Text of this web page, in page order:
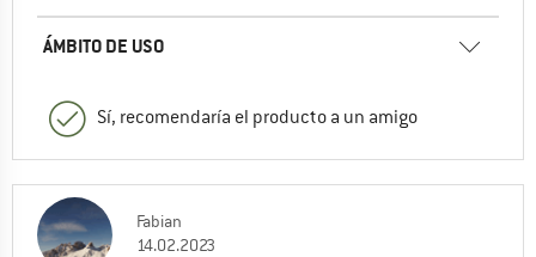
ÁMBITO DE USO
Sí, recomendaría el producto a un amigo
Fabian
14.02.2023